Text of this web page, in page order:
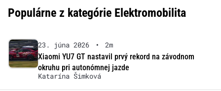
Populárne z kategórie Elektromobilita
23. júna 2026 •
2m
Xiaomi YU7 GT nastavil prvý rekord na závodnom
okruhu pri autonómnej jazde
Katarína Šimková